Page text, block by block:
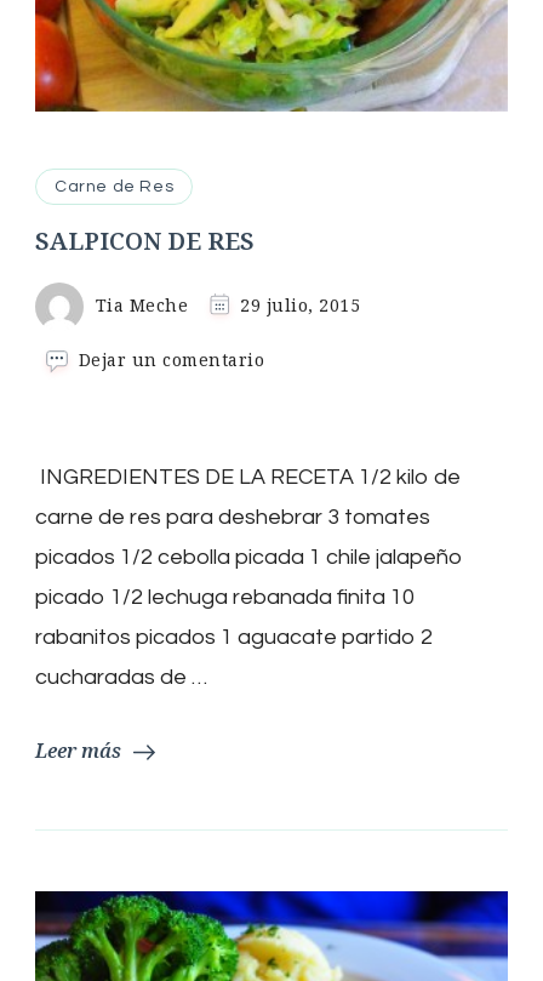
Carne de Res
SALPICON DE RES
Tia Meche 29 julio, 2015
Dejar un comentario
INGREDIENTES DE LA RECETA 1/2 kilo de
carne de res para deshebrar 3 tomates
picados 1/2 cebolla picada 1 chile jalapeño
picado 1/2 lechuga rebanada finita 10
rabanitos picados 1 aguacate partido 2
cucharadas de …
Leer más